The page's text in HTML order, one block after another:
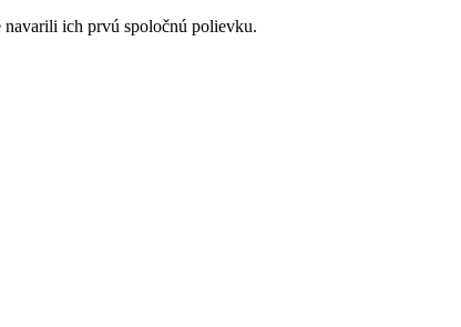
navarili ich prvú spoločnú polievku.